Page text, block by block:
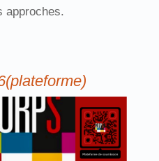
approches.